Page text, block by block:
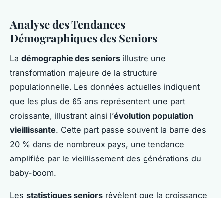
Analyse des Tendances
Démographiques des Seniors
La démographie des seniors illustre une
transformation majeure de la structure
populationnelle. Les données actuelles indiquent
que les plus de 65 ans représentent une part
croissante, illustrant ainsi l’évolution population
vieillissante. Cette part passe souvent la barre des
20 % dans de nombreux pays, une tendance
amplifiée par le vieillissement des générations du
baby-boom.
Les statistiques seniors révèlent que la croissance